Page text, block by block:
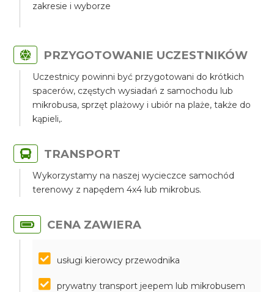
zakresie i wyborze
PRZYGOTOWANIE UCZESTNIKÓW
Uczestnicy powinni być przygotowani do krótkich
spacerów, częstych wysiadań z samochodu lub
mikrobusa, sprzęt plażowy i ubiór na plaże, także do
kąpieli,.
TRANSPORT
Wykorzystamy na naszej wycieczce samochód
terenowy z napędem 4x4 lub mikrobus.
CENA ZAWIERA
usługi kierowcy przewodnika
prywatny transport jeepem lub mikrobusem